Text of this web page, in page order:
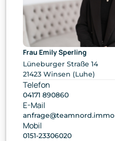
Frau Emily Sperling
Lüneburger Straße 14
21423 Winsen (Luhe)
Telefon
04171 890860
E-Mail
anfrage@teamnord.immo
Mobil
0151-23306020